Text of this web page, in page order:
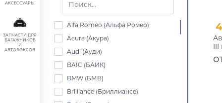
АКСЕССУАРЫ
ЗАПЧАСТИ ДЛЯ
БАГАЖНИКОВ
И
АВТОБОКСОВ
Alfa Romeo (Альфа Ромео)
Acura (Акура)
Audi (Ауди)
BAIC (БАИК)
BMW (БМВ)
Brilliance (Бриллиансе)
III